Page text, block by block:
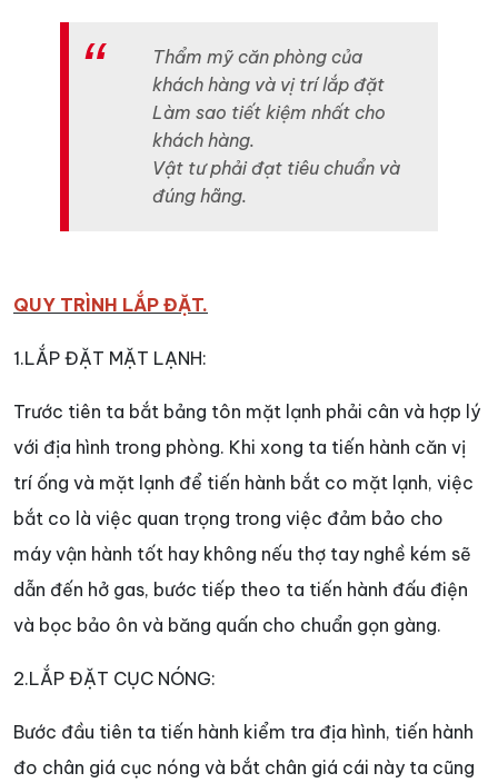
Thẩm mỹ căn phòng của
khách hàng và vị trí lắp đặt
Làm sao tiết kiệm nhất cho
khách hàng.
Vật tư phải đạt tiêu chuẩn và
đúng hãng.
QUY TRÌNH LẮP ĐẶT.
1.LẮP ĐẶT MẶT LẠNH:
Trước tiên ta bắt bảng tôn mặt lạnh phải cân và hợp lý
với địa hình trong phòng. Khi xong ta tiến hành căn vị
trí ống và mặt lạnh để tiến hành bắt co mặt lạnh, việc
bắt co là việc quan trọng trong việc đảm bảo cho
máy vận hành tốt hay không nếu thợ tay nghề kém sẽ
dẫn đến hở gas, bước tiếp theo ta tiến hành đấu điện
và bọc bảo ôn và băng quấn cho chuẩn gọn gàng.
2.LẮP ĐẶT CỤC NÓNG:
Bước đầu tiên ta tiến hành kiểm tra địa hình, tiến hành
đo chân giá cục nóng và bắt chân giá cái này ta cũng